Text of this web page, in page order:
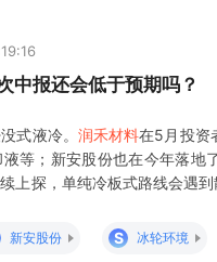
中报还会低于预期吗？
式液冷。 润禾材料在5月投资
等；新安股份也在今年落
上探，单纯冷板式路线会遇
产销售、是否从储能场景拓
新安股份 S 冰轮环境